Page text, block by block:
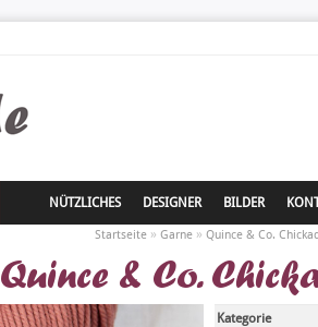
NÜTZLICHES DESIGNER BILDER
Startseite » Garne » Quince & Co.
Quince & Co.
Kategorie